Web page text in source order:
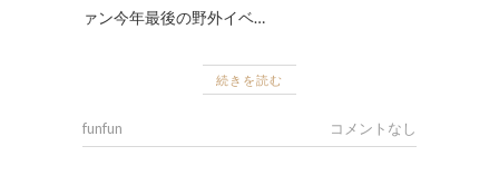
ァン今年最後の野外イベ…
続きを読む
funfun コメントなし